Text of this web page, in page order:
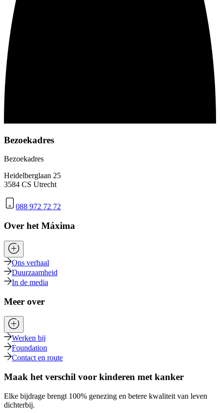
Bezoekadres
Bezoekadres
Heidelberglaan 25
3584 CS Utrecht
088 972 72 72
Over het Máxima
Ons verhaal
Duurzaamheid
In de media
Meer over
Werken bij
Foundation
Contact en route
Maak het verschil voor kinderen met kanker
Elke bijdrage brengt 100% genezing en betere kwaliteit van leven
dichterbij.